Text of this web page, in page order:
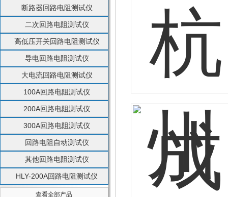
断路器回路电阻测试仪
二次回路电阻测试仪
高低压开关回路电阻测试仪
导电回路电阻测试仪
大电流回路电阻测试仪
100A回路电阻测试仪
200A回路电阻测试仪
300A回路电阻测试仪
回路电阻自动测试仪
其他回路电阻测试仪
HLY-200A回路电阻测试仪
查看全部产品